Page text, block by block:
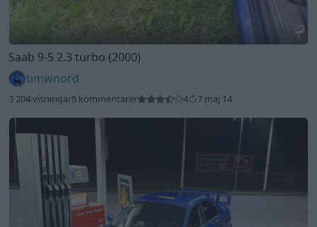
5
Saab 9-5 2.3 turbo (2000)
bmwnord
3 204 visningar5 kommentarer 4 7 maj 14